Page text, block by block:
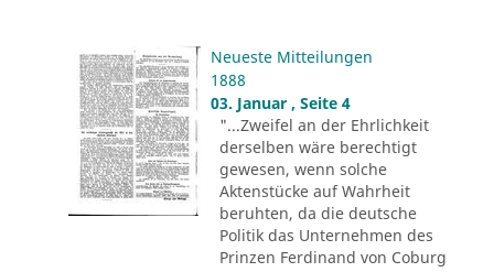
Neueste Mitteilungen
1888
03. Januar , Seite 4
"...Zweifel an der Ehrlichkeit
derselben wäre berechtigt
gewesen, wenn solche
Aktenstücke auf Wahrheit
beruhten, da die deutsche
Politik das Unternehmen des
Prinzen Ferdinand von Coburg